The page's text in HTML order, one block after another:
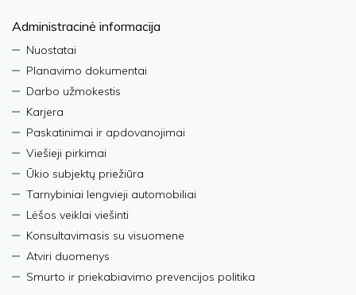
Administracinė informacija
Nuostatai
Planavimo dokumentai
Darbo užmokestis
Karjera
Paskatinimai ir apdovanojimai
Viešieji pirkimai
Ūkio subjektų priežiūra
Tarnybiniai lengvieji automobiliai
Lėšos veiklai viešinti
Konsultavimasis su visuomene
Atviri duomenys
Smurto ir priekabiavimo prevencijos politika